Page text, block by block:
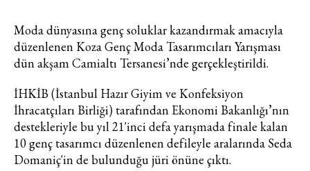
Moda dünyasına genç soluklar kazandırmak amacıyla
düzenlenen Koza Genç Moda Tasarımcıları Yarışması
dün akşam Camialtı Tersanesi’nde gerçekleştirildi.
İHKİB (İstanbul Hazır Giyim ve Konfeksiyon
İhracatçıları Birliği) tarafından Ekonomi Bakanlığı’nın
destekleriyle bu yıl 21'inci defa yarışmada finale kalan
10 genç tasarımcı düzenlenen defileyle aralarında Seda
Domaniç'in de bulunduğu jüri önüne çıktı.